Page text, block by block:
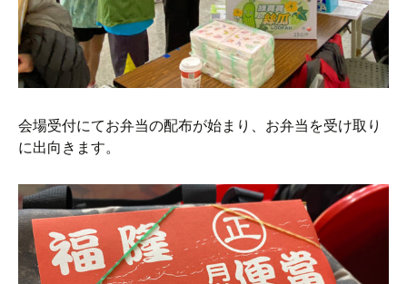
会場受付にてお弁当の配布が始まり、お弁当を受け取り
に出向きます。